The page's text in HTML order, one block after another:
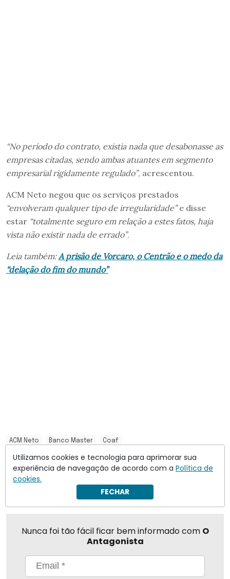
“No período do contrato, existia nada que desabonasse as
empresas citadas, sendo ambas atuantes em segmento
empresarial rigidamente regulado”, acrescentou.
ACM Neto negou que os serviços prestados
“envolveram qualquer tipo de irregularidade”e disse
estar “totalmente seguro em relação a estes fatos, haja
vista não existir nada de errado”.
Leia também:A prisão de Vorcaro, o Centrão e o medo da
“delação do fim do mundo”
ACM Neto Banco Master Coaf
Compartilhar
Nunca foi tão fácil ficar bem informado com O
Antagonista
Utilizamos cookies e tecnologia para aprimorar sua
experiência de navegação de acordo com a Política de
cookies.
FECHAR